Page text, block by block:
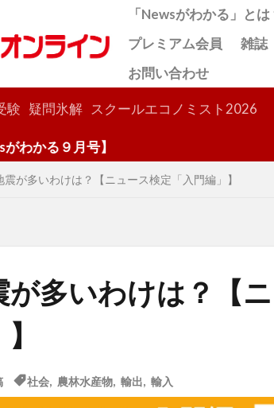
「Newsがわかる」とは
プレミアム会員
雑誌
お問い合わせ
験 疑問氷解 スクールエコノミスト2026
号】
震が多いわけは？【ニュース検定「入門編」】
が多いわけは？【
社会, 農林水産物, 輸出 輸入